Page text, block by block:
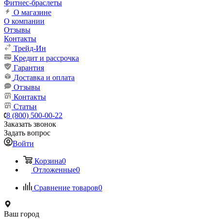
Фитнес-браслеты
О магазине
О компании
Отзывы
Контакты
Трейд-Ин
Кредит и рассрочка
Гарантия
Доставка и оплата
Отзывы
Контакты
Статьи
8 (800) 500-00-22
Заказать звонок
Задать вопрос
Войти
Корзина0
Отложенные0
Сравнение товаров0
Ваш город